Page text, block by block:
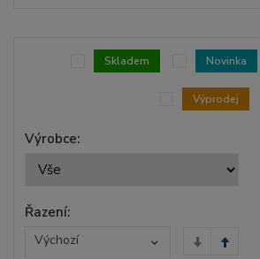
Výrobce:
Skladem Novinka
Výprodej
Řazení:
Výchozí